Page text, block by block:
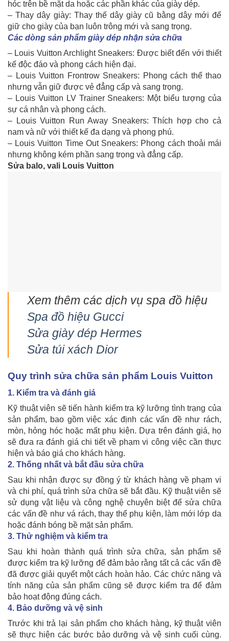
hóc trên bề mặt da hoặc các phần khác của giày dép.
– Thay dây giày: Thay thế dây giày cũ bằng dây mới để
giữ cho giày của bạn luôn trông mới và sang trọng.
Các dòng sản phẩm giày dép nhận sửa chữa
– Louis Vuitton Archlight Sneakers: Được biết đến với thiết
kế độc đáo và phong cách hiện đại.
– Louis Vuitton Frontrow Sneakers: Phong cách thể thao
nhưng vẫn giữ được vẻ đẳng cấp và sang trọng.
– Louis Vuitton LV Trainer Sneakers: Một biểu tượng của
sự cá nhân và phong cách.
– Louis Vuitton Run Away Sneakers: Thích hợp cho cả
nam và nữ với thiết kế đa dạng và phong phú.
– Louis Vuitton Time Out Sneakers: Phong cách thoải mái
nhưng không kém phần sang trọng và đẳng cấp.
Sửa balo, vali Louis Vuitton
Xem thêm các dịch vụ spa đồ hiệu
Spa đồ hiệu Gucci
Sửa giày dép Hermes
Sửa túi xách Dior
Quy trình sửa chữa sản phẩm Louis Vuitton
1. Kiểm tra và đánh giá
Kỹ thuật viên sẽ tiến hành kiểm tra kỹ lưỡng tình trạng của
sản phẩm, bao gồm việc xác định các vấn đề như rách,
mòn, hỏng hóc hoặc mất phụ kiện. Dựa trên đánh giá, họ
sẽ đưa ra đánh giá chi tiết về phạm vi công việc cần thực
hiện và báo giá cho khách hàng.
2. Thống nhất và bắt đầu sửa chữa
Sau khi nhận được sự đồng ý từ khách hàng về phạm vi
và chi phí, quá trình sửa chữa sẽ bắt đầu. Kỹ thuật viên sẽ
sử dụng vật liệu và công nghệ chuyên biệt để sửa chữa
các vấn đề như vá rách, thay thế phụ kiện, làm mới lớp da
hoặc đánh bóng bề mặt sản phẩm.
3. Thử nghiệm và kiểm tra
Sau khi hoàn thành quá trình sửa chữa, sản phẩm sẽ
được kiểm tra kỹ lưỡng để đảm bảo rằng tất cả các vấn đề
đã được giải quyết một cách hoàn hảo. Các chức năng và
tính năng của sản phẩm cũng sẽ được kiểm tra để đảm
bảo hoạt động đúng cách.
4. Bảo dưỡng và vệ sinh
Trước khi trả lại sản phẩm cho khách hàng, kỹ thuật viên
sẽ thực hiện các bước bảo dưỡng và vệ sinh cuối cùng.